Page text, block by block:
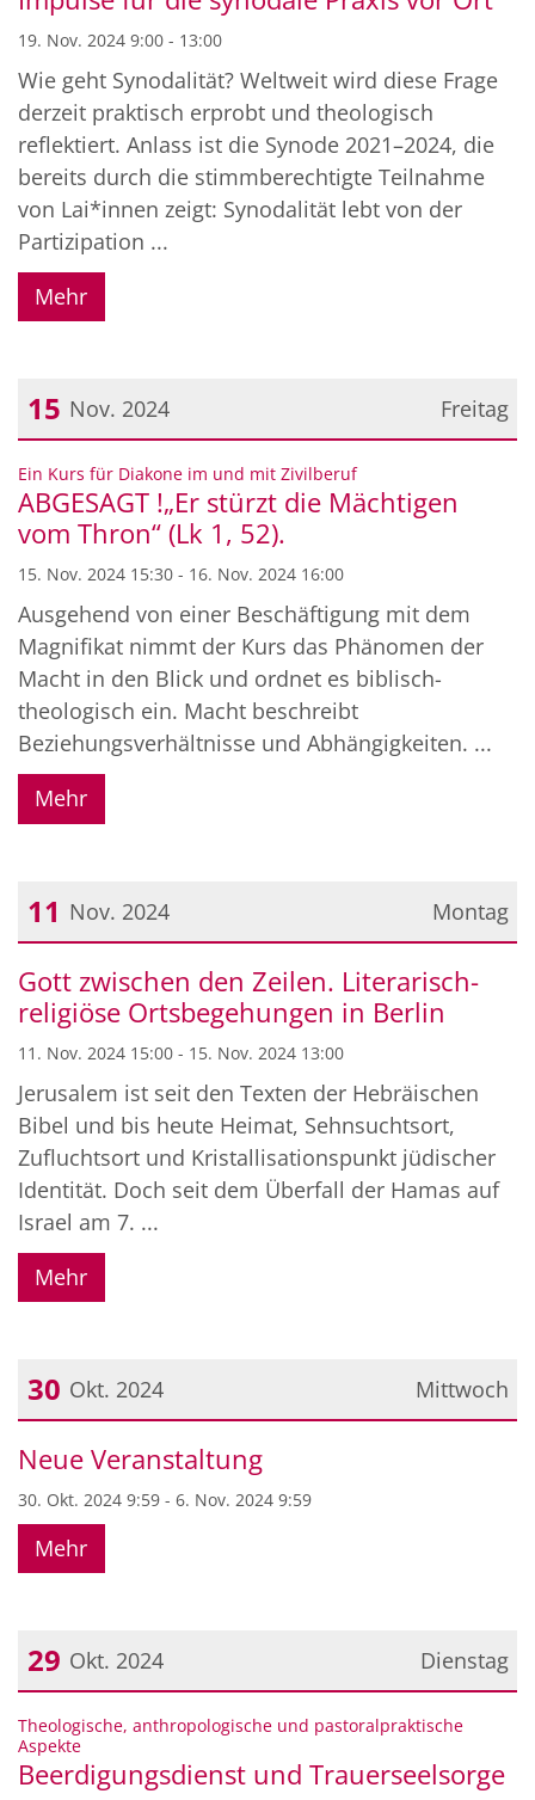
19. Nov. 2024 9:00 - 13:00
Wie geht Synodalität? Weltweit wird diese Frage
derzeit praktisch erprobt und theologisch
reflektiert. Anlass ist die Synode 2021–2024, die
bereits durch die stimmberechtigte Teilnahme
von Lai*innen zeigt: Synodalität lebt von der
Partizipation ...
Mehr
Freitag
15 Nov. 2024
Datum: 15. November 2024
Ein Kurs für Diakone im und mit Zivilberuf:
ABGESAGT !„Er stürzt die Mächtigen
vom Thron“ (Lk 1, 52).
15. Nov. 2024 15:30 - 16. Nov. 2024 16:00
Ausgehend von einer Beschäftigung mit dem
Magnifikat nimmt der Kurs das Phänomen der
Macht in den Blick und ordnet es biblisch-
theologisch ein. Macht beschreibt
Beziehungsverhältnisse und Abhängigkeiten. ...
Mehr
Montag
11 Nov. 2024
Datum: 11. November 2024
Gott zwischen den Zeilen. Literarisch-
religiöse Ortsbegehungen in Berlin
11. Nov. 2024 15:00 - 15. Nov. 2024 13:00
Jerusalem ist seit den Texten der Hebräischen
Bibel und bis heute Heimat, Sehnsuchtsort,
Zufluchtsort und Kristallisationspunkt jüdischer
Identität. Doch seit dem Überfall der Hamas auf
Israel am 7. ...
Mehr
Mittwoch
30 Okt. 2024
Datum: 30. Oktober 2024
Neue Veranstaltung
30. Okt. 2024 9:59 - 6. Nov. 2024 9:59
Mehr
Dienstag
29 Okt. 2024
Datum: 29. Oktober 2024
Theologische, anthropologische und pastoralpraktische
Aspekte:
Beerdigungsdienst und Trauerseelsorge